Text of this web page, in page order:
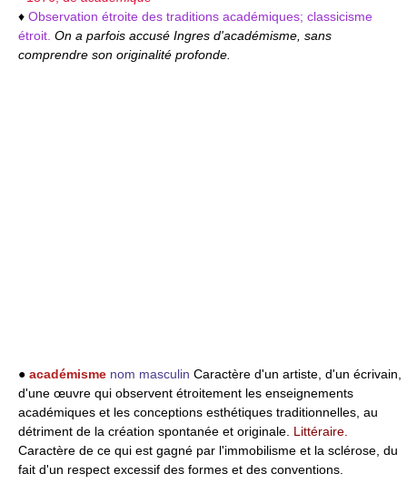
♦ Observation étroite des traditions académiques; classicisme
étroit. On a parfois accusé Ingres d'académisme, sans
comprendre son originalité profonde.
● académisme nom masculin Caractère d'un artiste, d'un écrivain,
d'une œuvre qui observent étroitement les enseignements
académiques et les conceptions esthétiques traditionnelles, au
détriment de la création spontanée et originale. Littéraire.
Caractère de ce qui est gagné par l'immobilisme et la sclérose, du
fait d'un respect excessif des formes et des conventions.